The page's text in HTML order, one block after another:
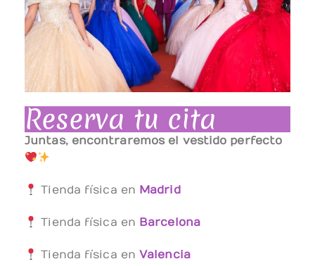
Reserva tu cita
Juntas, encontraremos el vestido perfecto
Tienda física en Madrid
Tienda física en Barcelona
Tienda física enValencia